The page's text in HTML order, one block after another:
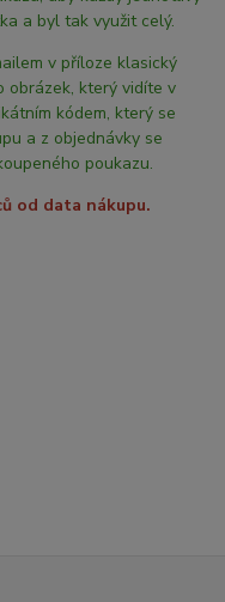
a byl tak využit celý.
v příloze klasický
obrázek, který vidíte v
kódem, který se
a z objednávky se
poukazu.
od data nákupu.